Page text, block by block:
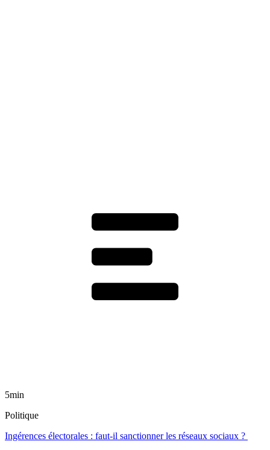
5min
Politique
Ingérences électorales : faut-il sanctionner les réseaux sociaux ?